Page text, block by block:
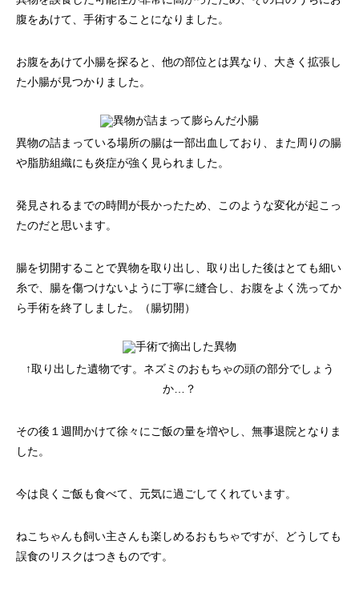
腹をあけて、手術することになりました。
お腹をあけて小腸を探ると、他の部位とは異なり、大きく拡張し
た小腸が見つかりました。
異物の詰まっている場所の腸は一部出血しており、また周りの腸
や脂肪組織にも炎症が強く見られました。
発見されるまでの時間が長かったため、このような変化が起こっ
たのだと思います。
腸を切開することで異物を取り出し、取り出した後はとても細い
糸で、腸を傷つけないように丁寧に縫合し、お腹をよく洗ってか
ら手術を終了しました。（腸切開）
↑取り出した遺物です。ネズミのおもちゃの頭の部分でしょう
か…？
その後１週間かけて徐々にご飯の量を増やし、無事退院となりま
した。
今は良くご飯も食べて、元気に過ごしてくれています。
ねこちゃんも飼い主さんも楽しめるおもちゃですが、どうしても
誤食のリスクはつきものです。